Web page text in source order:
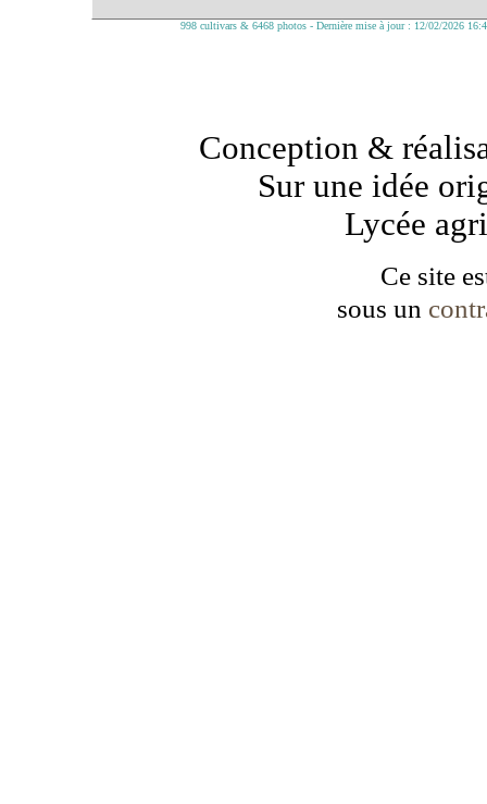
998 cultivars & 6468 photos - Dernière mise à jour : 12/02/2026
Conception &
Sur une idée
Lycée
Ce site
sous un